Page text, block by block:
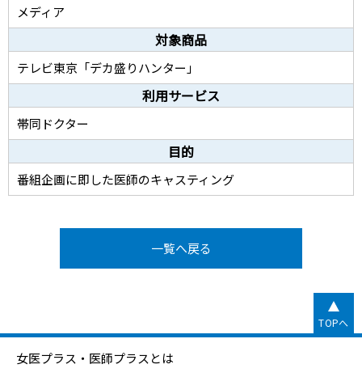
メディア
対象商品
テレビ東京「デカ盛りハンター」
利用サービス
帯同ドクター
目的
番組企画に即した医師のキャスティング
一覧へ戻る
TOPへ
女医プラス・医師プラスとは